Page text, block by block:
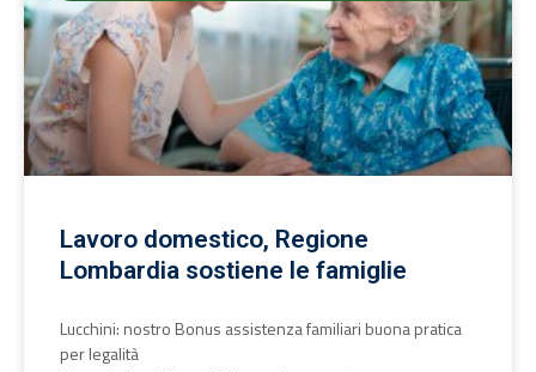
Lavoro domestico, Regione
Lombardia sostiene le famiglie
Lucchini: nostro Bonus assistenza familiari buona pratica
per legalità